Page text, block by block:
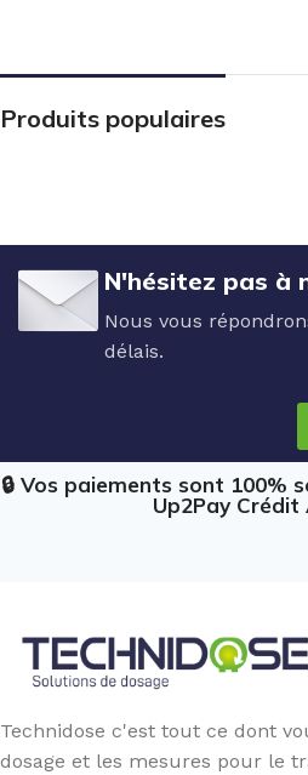
Produits populaires
N'hésitez pas à
Nous vous
délais.
🔒 Vos paiements sont 100%
Up2Pay Crédit
Technidose c'est tout ce dont
dosage et les mesures pour le